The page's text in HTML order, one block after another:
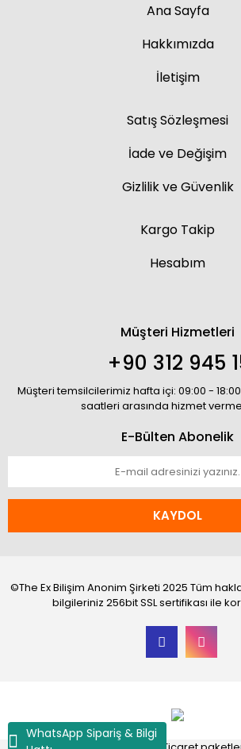
WhatsApp Sipariş & Bilgi
Ana Sayfa
Hakkımızda
İletişim
Satış Sözleşmesi
İade ve Değişim
Gizlilik ve Güvenlik
Kargo Takip
Hesabım
Müşteri Hizmetleri
+90 312 945
Müşteri temsilcilerimiz hafta içi: 09:00 -
saatleri arasında hizmet
E-Bülten Abonelik
KAYDOL
©The Ex Bilişim Anonim Şirketi 2025 Tüm
bilgileriniz 256bit SSL sertifikası ile